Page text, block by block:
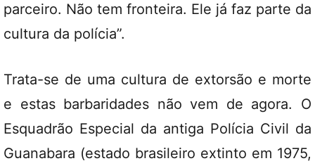
parceiro. Não tem fronteira. Ele já faz parte da
cultura da polícia”.
Trata-se de uma cultura de extorsão e morte
e estas barbaridades não vem de agora. O
Esquadrão Especial da antiga Polícia Civil da
Guanabara (estado brasileiro extinto em 1975,